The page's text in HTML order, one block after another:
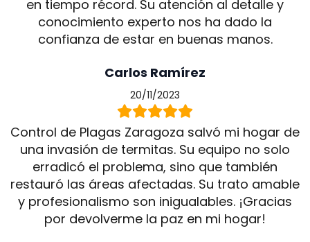
en tiempo récord. Su atención al detalle y
conocimiento experto nos ha dado la
confianza de estar en buenas manos.
Carlos Ramírez
20/11/2023
Control de Plagas Zaragoza salvó mi hogar de
una invasión de termitas. Su equipo no solo
erradicó el problema, sino que también
restauró las áreas afectadas. Su trato amable
y profesionalismo son inigualables. ¡Gracias
por devolverme la paz en mi hogar!